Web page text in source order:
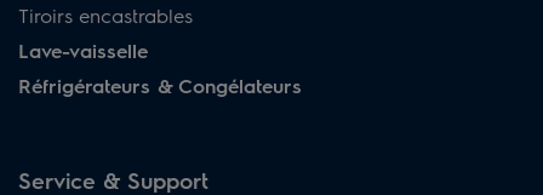
Tiroirs encastrables
Lave-vaisselle
Réfrigérateurs & Congélateurs
Service & Support